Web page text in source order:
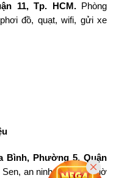
11, Tp. HCM.Phòng
đồ, quạt, wifi, gửi xe
Bình, Phường 5, Quận
an ninh tuyệt đối, giờ